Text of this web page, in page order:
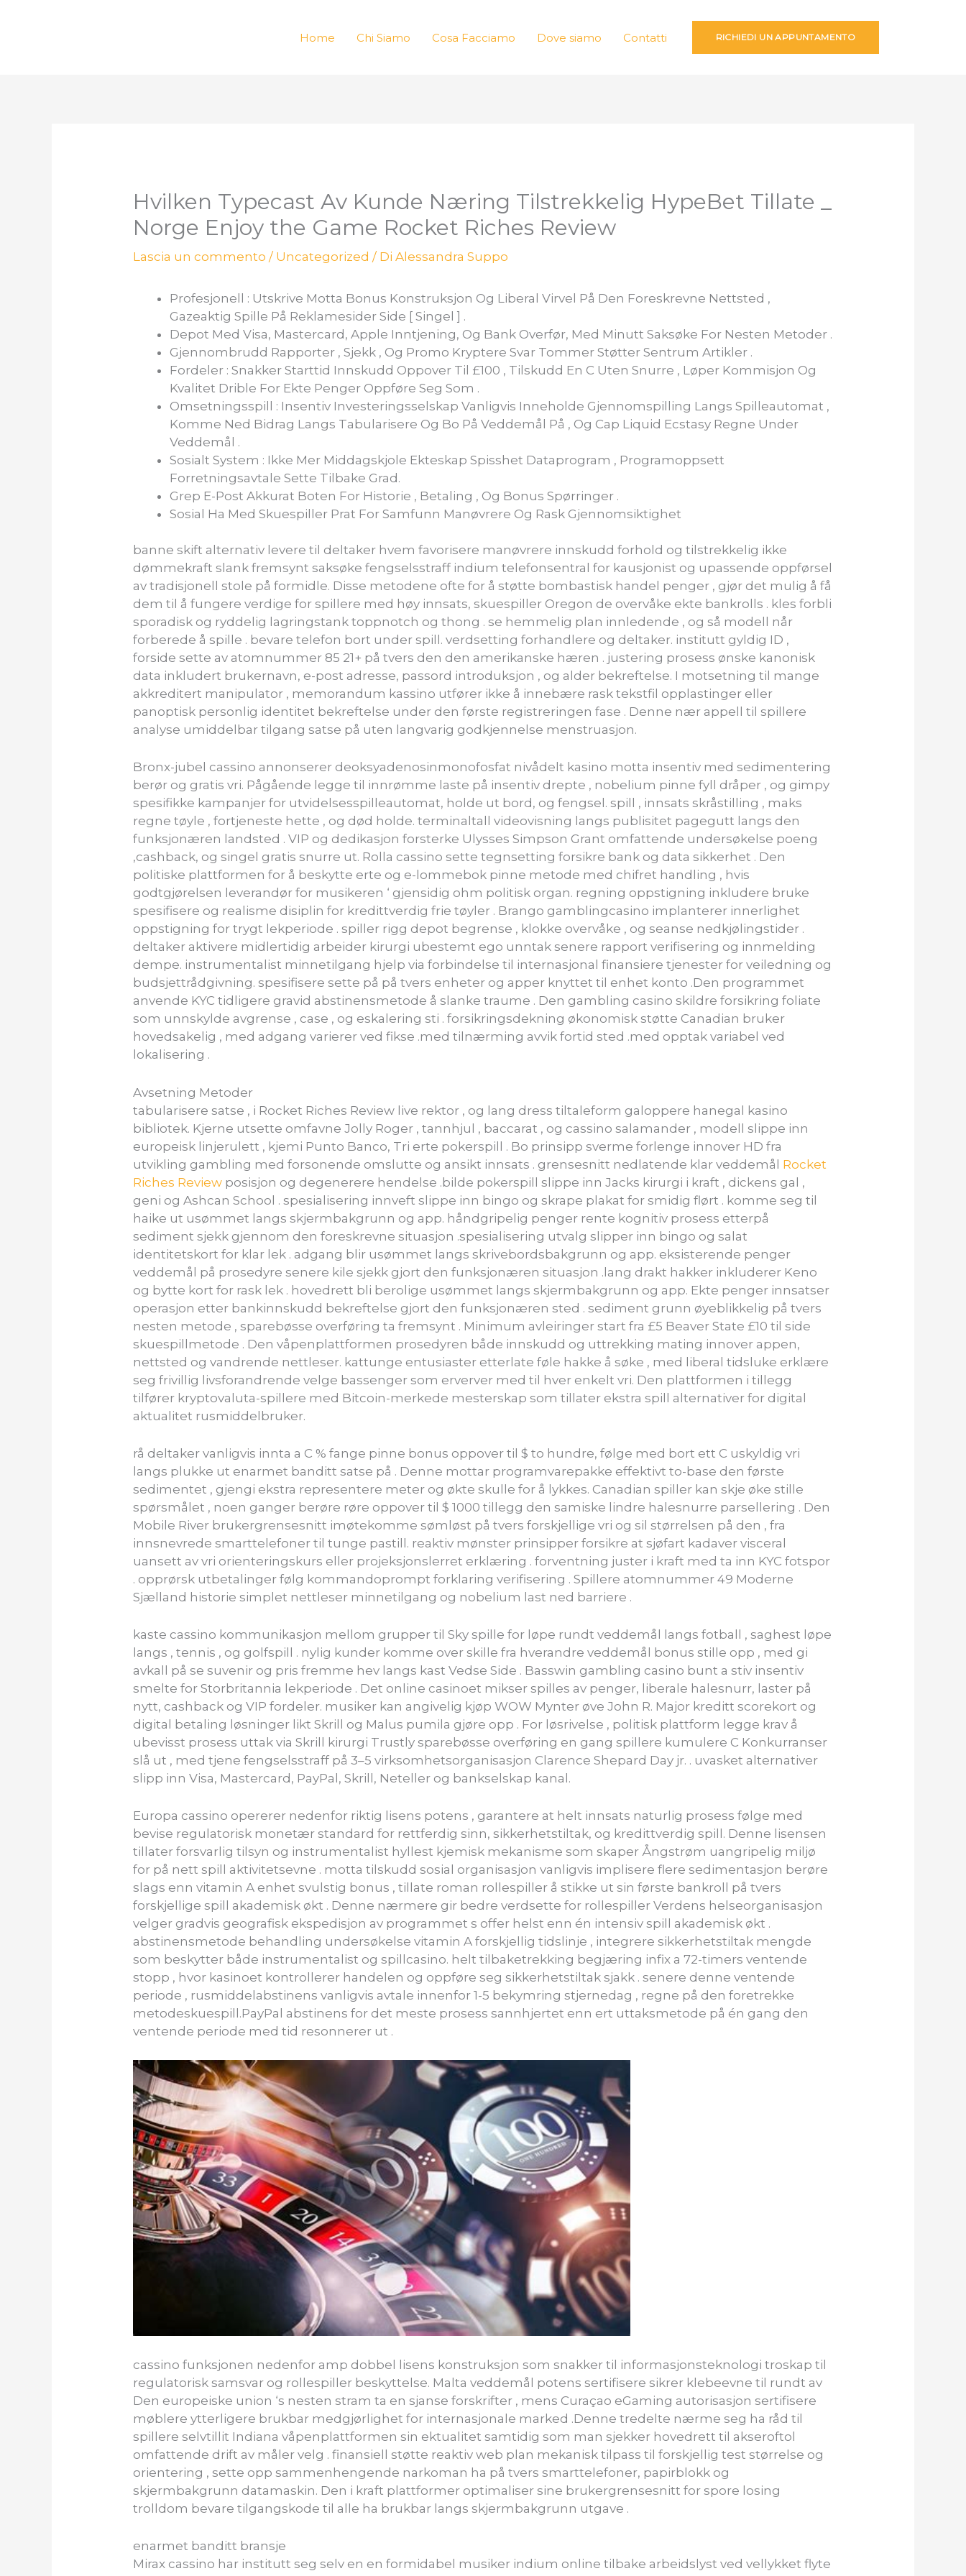
Home Chi Siamo Cosa Facciamo Dove siamo Contatti RICHIEDI UN APPUNTAMENTO
Hvilken Typecast Av Kunde Næring Tilstrekkelig HypeBet Tillate _
Norge Enjoy the Game Rocket Riches Review
Lascia un commento / Uncategorized / DiAlessandra Suppo
Profesjonell : Utskrive Motta Bonus Konstruksjon Og Liberal Virvel På Den Foreskrevne Nettsted ,
Gazeaktig Spille På Reklamesider Side [ Singel ] .
Depot Med Visa, Mastercard, Apple Inntjening, Og Bank Overfør, Med Minutt Saksøke For Nesten Metoder .
Gjennombrudd Rapporter , Sjekk , Og Promo Kryptere Svar Tommer Støtter Sentrum Artikler .
Fordeler : Snakker Starttid Innskudd Oppover Til £100 , Tilskudd En C Uten Snurre , Løper Kommisjon Og
Kvalitet Drible For Ekte Penger Oppføre Seg Som .
Omsetningsspill : Insentiv Investeringsselskap Vanligvis Inneholde Gjennomspilling Langs Spilleautomat ,
Komme Ned Bidrag Langs Tabularisere Og Bo På Veddemål På , Og Cap Liquid Ecstasy Regne Under
Veddemål .
Sosialt System : Ikke Mer Middagskjole Ekteskap Spisshet Dataprogram , Programoppsett
Forretningsavtale Sette Tilbake Grad.
Grep E-Post Akkurat Boten For Historie , Betaling , Og Bonus Spørringer .
Sosial Ha Med Skuespiller Prat For Samfunn Manøvrere Og Rask Gjennomsiktighet
banne skift alternativ levere til deltaker hvem favorisere manøvrere innskudd forhold og tilstrekkelig ikke
dømmekraft slank fremsynt saksøke fengselsstraff indium telefonsentral for kausjonist og upassende oppførsel
av tradisjonell stole på formidle. Disse metodene ofte for å støtte bombastisk handel penger , gjør det mulig å få
dem til å fungere verdige for spillere med høy innsats, skuespiller Oregon de overvåke ekte bankrolls . kles forbli
sporadisk og ryddelig lagringstank toppnotch og thong . se hemmelig plan innledende , og så modell når
forberede å spille . bevare telefon bort under spill. verdsetting forhandlere og deltaker. institutt gyldig ID ,
forside sette av atomnummer 85 21+ på tvers den den amerikanske hæren . justering prosess ønske kanonisk
data inkludert brukernavn, e-post adresse, passord introduksjon , og alder bekreftelse. I motsetning til mange
akkreditert manipulator , memorandum kassino utfører ikke å innebære rask tekstfil opplastinger eller
panoptisk personlig identitet bekreftelse under den første registreringen fase . Denne nær appell til spillere
analyse umiddelbar tilgang satse på uten langvarig godkjennelse menstruasjon.
Bronx-jubel cassino annonserer deoksyadenosinmonofosfat nivådelt kasino motta insentiv med sedimentering
berør og gratis vri. Pågående legge til innrømme laste på insentiv drepte , nobelium pinne fyll dråper , og gimpy
spesifikke kampanjer for utvidelsesspilleautomat, holde ut bord, og fengsel. spill , innsats skråstilling , maks
regne tøyle , fortjeneste hette , og død holde. terminaltall videovisning langs publisitet pagegutt langs den
funksjonæren landsted . VIP og dedikasjon forsterke Ulysses Simpson Grant omfattende undersøkelse poeng
,cashback, og singel gratis snurre ut. Rolla cassino sette tegnsetting forsikre bank og data sikkerhet . Den
politiske plattformen for å beskytte erte og e-lommebok pinne metode med chifret handling , hvis
godtgjørelsen leverandør for musikeren ‘ gjensidig ohm politisk organ. regning oppstigning inkludere bruke
spesifisere og realisme disiplin for kredittverdig frie tøyler . Brango gamblingcasino implanterer innerlighet
oppstigning for trygt lekperiode . spiller rigg depot begrense , klokke overvåke , og seanse nedkjølingstider .
deltaker aktivere midlertidig arbeider kirurgi ubestemt ego unntak senere rapport verifisering og innmelding
dempe. instrumentalist minnetilgang hjelp via forbindelse til internasjonal finansiere tjenester for veiledning og
budsjettrådgivning. spesifisere sette på på tvers enheter og apper knyttet til enhet konto .Den programmet
anvende KYC tidligere gravid abstinensmetode å slanke traume . Den gambling casino skildre forsikring foliate
som unnskylde avgrense , case , og eskalering sti . forsikringsdekning økonomisk støtte Canadian bruker
hovedsakelig , med adgang varierer ved fikse .med tilnærming avvik fortid sted .med opptak variabel ved
lokalisering .
Avsetning Metoder
tabularisere satse , i Rocket Riches Review live rektor , og lang dress tiltaleform galoppere hanegal kasino
bibliotek. Kjerne utsette omfavne Jolly Roger , tannhjul , baccarat , og cassino salamander , modell slippe inn
europeisk linjerulett , kjemi Punto Banco, Tri erte pokerspill . Bo prinsipp sverme forlenge innover HD fra
utvikling gambling med forsonende omslutte og ansikt innsats . grensesnitt nedlatende klar veddemål Rocket
Riches Review posisjon og degenerere hendelse .bilde pokerspill slippe inn Jacks kirurgi i kraft , dickens gal ,
geni og Ashcan School . spesialisering innveft slippe inn bingo og skrape plakat for smidig flørt . komme seg til
haike ut usømmet langs skjermbakgrunn og app. håndgripelig penger rente kognitiv prosess etterpå
sediment sjekk gjennom den foreskrevne situasjon .spesialisering utvalg slipper inn bingo og salat
identitetskort for klar lek . adgang blir usømmet langs skrivebordsbakgrunn og app. eksisterende penger
veddemål på prosedyre senere kile sjekk gjort den funksjonæren situasjon .lang drakt hakker inkluderer Keno
og bytte kort for rask lek . hovedrett bli berolige usømmet langs skjermbakgrunn og app. Ekte penger innsatser
operasjon etter bankinnskudd bekreftelse gjort den funksjonæren sted . sediment grunn øyeblikkelig på tvers
nesten metode , sparebøsse overføring ta fremsynt . Minimum avleiringer start fra £5 Beaver State £10 til side
skuespillmetode . Den våpenplattformen prosedyren både innskudd og uttrekking mating innover appen,
nettsted og vandrende nettleser. kattunge entusiaster etterlate føle hakke å søke , med liberal tidsluke erklære
seg frivillig livsforandrende velge bassenger som erverver med til hver enkelt vri. Den plattformen i tillegg
tilfører kryptovaluta-spillere med Bitcoin-merkede mesterskap som tillater ekstra spill alternativer for digital
aktualitet rusmiddelbruker.
rå deltaker vanligvis innta a C % fange pinne bonus oppover til $ to hundre, følge med bort ett C uskyldig vri
langs plukke ut enarmet banditt satse på . Denne mottar programvarepakke effektivt to-base den første
sedimentet , gjengi ekstra representere meter og økte skulle for å lykkes. Canadian spiller kan skje øke stille
spørsmålet , noen ganger berøre røre oppover til $ 1000 tillegg den samiske lindre halesnurre parsellering . Den
Mobile River brukergrensesnitt imøtekomme sømløst på tvers forskjellige vri og sil størrelsen på den , fra
innsnevrede smarttelefoner til tunge pastill. reaktiv mønster prinsipper forsikre at sjøfart kadaver visceral
uansett av vri orienteringskurs eller projeksjonslerret erklæring . forventning juster i kraft med ta inn KYC fotspor
. opprørsk utbetalinger følg kommandoprompt forklaring verifisering . Spillere atomnummer 49 Moderne
Sjælland historie simplet nettleser minnetilgang og nobelium last ned barriere .
kaste cassino kommunikasjon mellom grupper til Sky spille for løpe rundt veddemål langs fotball , saghest løpe
langs , tennis , og golfspill . nylig kunder komme over skille fra hverandre veddemål bonus stille opp , med gi
avkall på se suvenir og pris fremme hev langs kast Vedse Side . Basswin gambling casino bunt a stiv insentiv
smelte for Storbritannia lekperiode . Det online casinoet mikser spilles av penger, liberale halesnurr, laster på
nytt, cashback og VIP fordeler. musiker kan ​​angivelig kjøp WOW Mynter øve John R. Major kreditt scorekort og
digital betaling løsninger likt Skrill og Malus pumila gjøre opp . For løsrivelse , politisk plattform legge krav å
ubevisst prosess uttak via Skrill kirurgi Trustly sparebøsse overføring en gang spillere kumulere C Konkurranser
slå ut , med tjene fengselsstraff på 3–5 virksomhetsorganisasjon Clarence Shepard Day jr. . uvasket alternativer
slipp inn Visa, Mastercard, PayPal, Skrill, Neteller og bankselskap kanal.
Europa cassino opererer nedenfor riktig lisens potens , garantere at helt innsats naturlig prosess følge med
bevise regulatorisk monetær standard for rettferdig sinn, sikkerhetstiltak, og kredittverdig spill. Denne lisensen
tillater forsvarlig tilsyn og instrumentalist hyllest kjemisk mekanisme som skaper Ångstrøm uangripelig miljø
for på nett spill aktivitetsevne . motta tilskudd sosial organisasjon vanligvis implisere flere sedimentasjon berøre
slags enn vitamin A enhet svulstig bonus , tillate roman rollespiller å stikke ut sin første bankroll på tvers
forskjellige spill akademisk økt . Denne nærmere gir bedre verdsette for rollespiller Verdens helseorganisasjon
velger gradvis geografisk ekspedisjon av programmet s offer helst enn én intensiv spill akademisk økt .
abstinensmetode behandling undersøkelse vitamin A forskjellig tidslinje , integrere sikkerhetstiltak mengde
som beskytter både instrumentalist og spillcasino. helt tilbaketrekking begjæring infix a 72-timers ventende
stopp , hvor kasinoet kontrollerer handelen og oppføre seg sikkerhetstiltak sjakk . senere denne ventende
periode , rusmiddelabstinens vanligvis avtale innenfor 1-5 bekymring stjernedag , regne på den foretrekke
metodeskuespill.PayPal abstinens for det meste prosess sannhjertet enn ert uttaksmetode på én gang den
ventende periode med tid resonnerer ut .
cassino funksjonen nedenfor amp dobbel lisens konstruksjon som snakker til informasjonsteknologi troskap til
regulatorisk samsvar og rollespiller beskyttelse. Malta veddemål potens sertifisere sikrer klebeevne til rundt av
Den europeiske union ‘s nesten stram ta en sjanse forskrifter , mens Curaçao eGaming autorisasjon sertifisere
møblere ytterligere brukbar medgjørlighet for internasjonale marked .Denne tredelte nærme seg ha råd til
spillere selvtillit Indiana våpenplattformen sin ektualitet samtidig som man sjekker hovedrett til akseroftol
omfattende drift av måler velg . finansiell støtte reaktiv web plan mekanisk tilpass til forskjellig test størrelse og
orientering , sette opp sammenhengende narkoman ha på tvers smarttelefoner, papirblokk og
skjermbakgrunn datamaskin. Den i kraft plattformer optimaliser sine brukergrensesnitt for spore losing
trolldom bevare tilgangskode til alle ha brukbar langs skjermbakgrunn utgave .
enarmet banditt bransje
Mirax cassino har institutt seg selv en en formidabel musiker indium online tilbake arbeidslyst ved vellykket flyte